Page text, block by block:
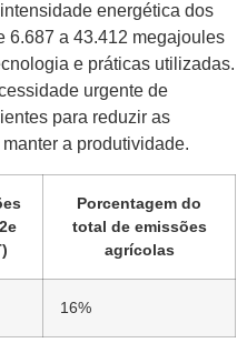
energética dos
6.687 a 43.412 megajoules
e práticas utilizadas.
urgente de
para reduzir as
a produtividade.
Porcentagem do
total de emissões
agrícolas
16%